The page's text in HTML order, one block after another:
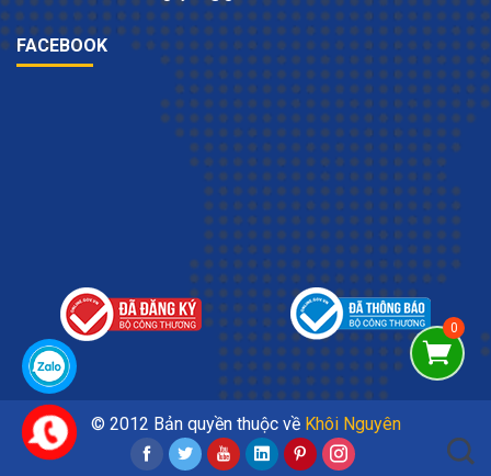
FACEBOOK
© 2012 Bản quyền thuộc về Khôi Nguyên